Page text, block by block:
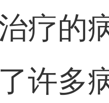
疗的
许多